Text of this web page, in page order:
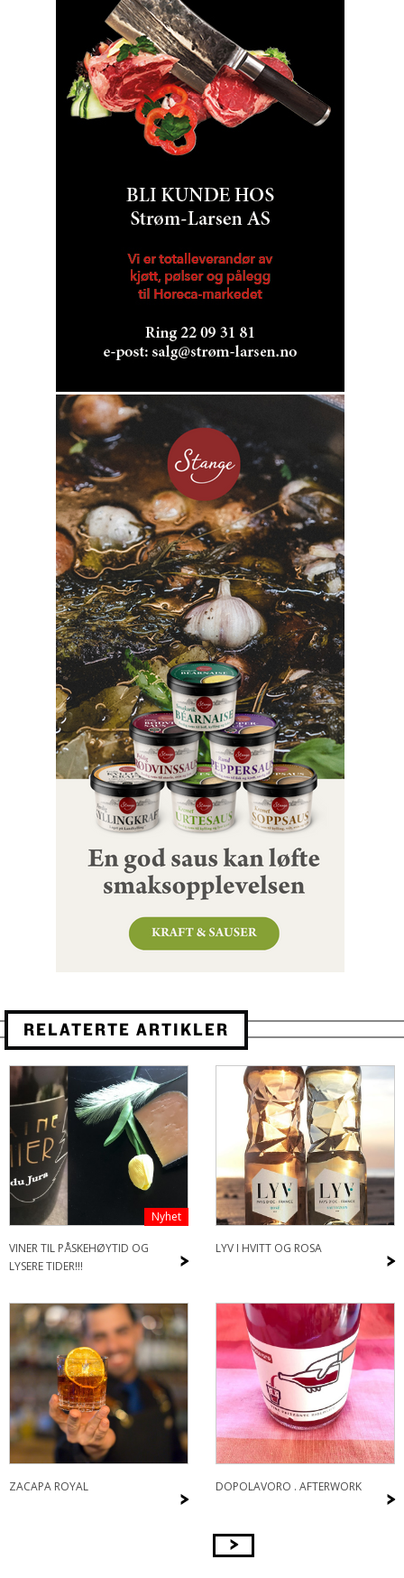
RELATERTE ARTIKLER
Nyhet
>
VINER TIL PÅSKEHØYTID OG
LYSERE TIDER!!!
>
LYV I HVITT OG ROSA
>
ZACAPA ROYAL
>
DOPOLAVORO . AFTERWORK
>